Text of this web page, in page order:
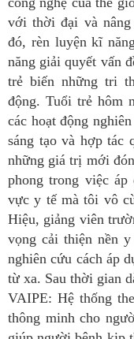
với thời đại và nâng
đó, rèn luyện kĩ
năng giải quyết vấn
trẻ biến những tri
động. Tuổi trẻ hôm
các hoạt động
sáng tạo và hợp tác
những giá trị mới
phong trong việc
vực y tế mà tôi vô
Hiệu, giảng viên
vọng cải thiện nền
nghiên cứu cách áp
từ xa. Sau thời gian
VAIPE: Hệ thống
thông minh cho